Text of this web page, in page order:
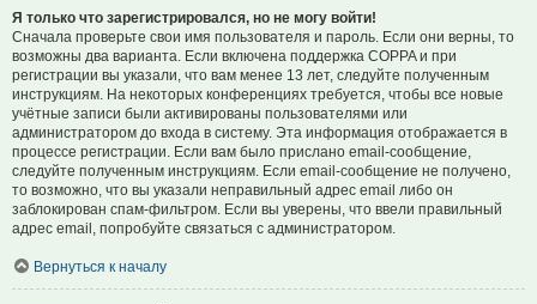
Я только что зарегистрировался, но не могу войти!
Сначала проверьте свои имя пользователя и пароль. Если они верны, то
возможны два варианта. Если включена поддержка COPPA и при
регистрации вы указали, что вам менее 13 лет, следуйте полученным
инструкциям. На некоторых конференциях требуется, чтобы все новые
учётные записи были активированы пользователями или
администратором до входа в систему. Эта информация отображается в
процессе регистрации. Если вам было прислано email-сообщение,
следуйте полученным инструкциям. Если email-сообщение не получено,
то возможно, что вы указали неправильный адрес email либо он
заблокирован спам-фильтром. Если вы уверены, что ввели правильный
адрес email, попробуйте связаться с администратором.
Вернуться к началу